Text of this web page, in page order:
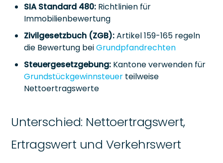
SIA Standard 480: Richtlinien für
Immobilienbewertung
Zivilgesetzbuch (ZGB):Artikel 159-165 regeln
die Bewertung beiGrundpfandrechten
Steuergesetzgebung: Kantone verwenden für
Grundstückgewinnsteuer teilweise
Nettoertragswerte
Unterschied: Nettoertragswert,
Ertragswert und Verkehrswert